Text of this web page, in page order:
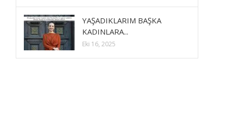
YAŞADIKLARIM BAŞKA
KADINLARA...
Eki 16, 2025